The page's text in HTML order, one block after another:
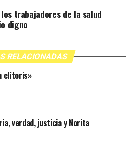
trabajadores de la salud
digno
RELACIONADAS
clítoris»
verdad, justicia y Norita